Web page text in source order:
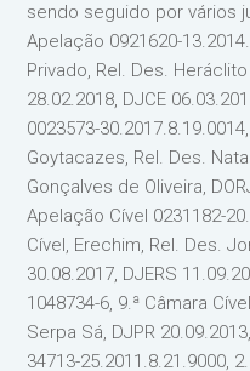
sendo seguido por vários
Apelação 0921620-
Privado, Rel. Des.
28.02.2018, DJCE
0023573-
Goytacazes, Rel. Des.
Gonçalves de Oliveira,
Apelação Cível 0231182-
Cível, Erechim, Rel. Des.
30.08.2017, DJERS
1048734-6, 9.ª Câmara
Serpa Sá, DJPR
34713-25.2011.8.21.9000,